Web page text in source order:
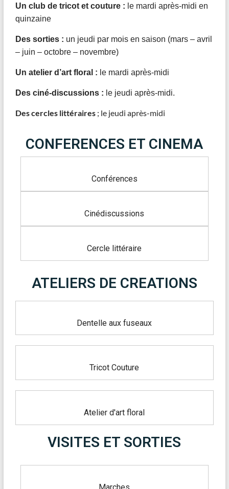
Un club de tricot et couture : le mardi après-midi en
quinzaine
Des sorties : un jeudi par mois en saison (mars – avril
– juin – octobre – novembre)
Un atelier d’art floral : le mardi après-midi
Des ciné-discussions : le jeudi après-midi.
Des cercles littéraires; le jeudi après-midi
CONFERENCES ET CINEMA
Conférences
Cinédiscussions
Cercle littéraire
ATELIERS DE CREATIONS
Dentelle aux fuseaux
Tricot Couture
Atelier d'art floral
VISITES ET SORTIES